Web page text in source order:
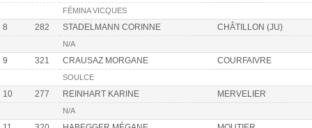
FÉMINA VICQUES
8 282 STADELMANN CORINNE CHÂTILLON (JU)
N/A
9 321 CRAUSAZ MORGANE COURFAIVRE
SOULCE
10 277 REINHART KARINE MERVELIER
N/A